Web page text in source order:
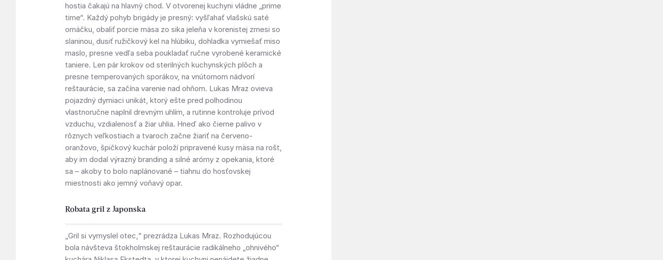
hostia čakajú na hlavný chod. V otvorenej kuchyni vládne „prime
time“. Každý pohyb brigády je presný: vyšľahať vlašskú saté
omáčku, obaliť porcie mäsa zo sika jeleňa v korenistej zmesi so
slaninou, dusiť ružičkový kel na hlúbiku, dohladka vymiešať miso
maslo, presne vedľa seba poukladať ručne vyrobené keramické
taniere. Len pár krokov od sterilných kuchynských plôch a
presne temperovaných sporákov, na vnútornom nádvorí
reštaurácie, sa začína varenie nad ohňom. Lukas Mraz ovieva
pojazdný dymiaci unikát, ktorý ešte pred polhodinou
vlastnoručne naplnil drevným uhlím, a rutinne kontroluje prívod
vzduchu, vzdialenosť a žiar uhlia. Hneď ako čierne palivo v
rôznych veľkostiach a tvaroch začne žiariť na červeno-
oranžovo, špičkový kuchár položí pripravené kusy mäsa na rošt,
aby im dodal výrazný branding a silné arómy z opekania, ktoré
sa – akoby to bolo naplánované – tiahnu do hosťovskej
miestnosti ako jemný voňavý opar.
Robata gril z Japonska
„Gril si vymyslel otec,“ prezrádza Lukas Mraz. Rozhodujúcou
bola návšteva štokholmskej reštaurácie radikálneho „ohnivého“